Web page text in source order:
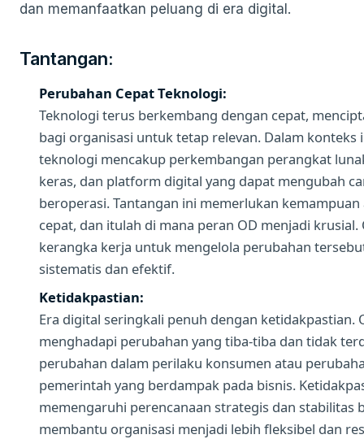
dan memanfaatkan peluang di era digital.
Tantangan:
Perubahan Cepat Teknologi:
Teknologi terus berkembang dengan cepat,
bagi organisasi untuk tetap relevan. Dalam konteks
teknologi mencakup perkembangan perangkat
keras, dan platform digital yang dapat mengubah
beroperasi. Tantangan ini memerlukan kemampuan
cepat, dan itulah di mana peran OD menjadi
kerangka kerja untuk mengelola perubahan
sistematis dan efektif.
Ketidakpastian:
Era digital seringkali penuh dengan ketidakpastian.
menghadapi perubahan yang tiba-tiba dan tidak
perubahan dalam perilaku konsumen atau
pemerintah yang berdampak pada bisnis.
memengaruhi perencanaan strategis dan stabilitas
membantu organisasi menjadi lebih fleksibel dan